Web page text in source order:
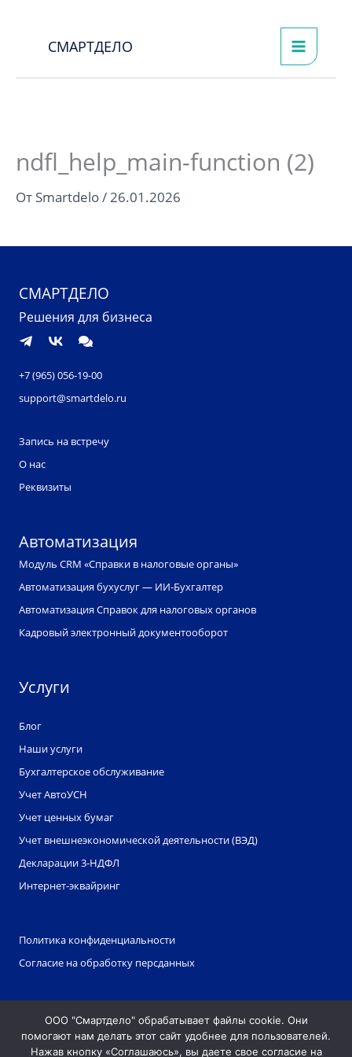
содержимому
СМАРТДЕЛО
ndfl_help_main-function (2)
От Smartdelo/26.01.2026
СМАРТДЕЛО
Решения для бизнеса
+7 (965) 056-19-00
support@smartdelo.ru
Запись на встречу
О нас
Реквизиты
Автоматизация
Модуль CRM «Справки в налоговые органы»
Автоматизация бухуслуг — ИИ-Бухгалтер
Автоматизация Справок для налоговых органов
Кадровый электронный документооборот
Услуги
Блог
Наши услуги
Бухгалтерское обслуживание
Учет АвтоУСН
Учет ценных бумаг
Учет внешнеэкономической деятельности (ВЭД)
Декларации 3-НДФЛ
Интернет-эквайринг
Политика конфиденциальности
Согласие на обработку персданных
Партнерская программа
Партнеры
ООО "Смартдело" обрабатывает файлы cookie. Они
помогают нам делать этот сайт удобнее для пользователей.
Нажав кнопку «Соглашаюсь», вы даете свое согласие на